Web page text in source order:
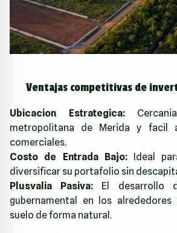
Ventajas competitivas de
Ubicacion Estrategica:
metropolitana de Merida y facil
comerciales.
Costo de Entrada Bajo:Ideal
diversificar su portafolio sin
Plusvalia Pasiva: El desarrollo
gubernamental en los
suelo de forma natural.